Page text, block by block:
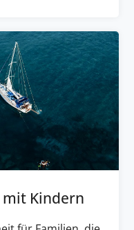
Kindern